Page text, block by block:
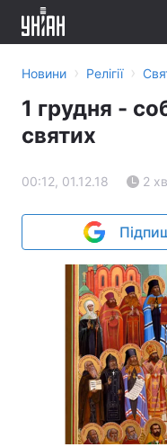
Новини › Релігії ›
1 грудня -
святих
00:12, 01.12.18 2